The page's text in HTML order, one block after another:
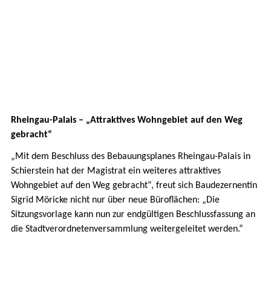
Rheingau-Palais – „Attraktives Wohngebiet auf den Weg
gebracht“
„Mit dem Beschluss des Bebauungsplanes Rheingau-Palais in
Schierstein hat der Magistrat ein weiteres attraktives
Wohngebiet auf den Weg gebracht“, freut sich Baudezernentin
Sigrid Möricke nicht nur über neue Büroflächen: „Die
Sitzungsvorlage kann nun zur endgültigen Beschlussfassung an
die Stadtverordnetenversammlung weitergeleitet werden.“